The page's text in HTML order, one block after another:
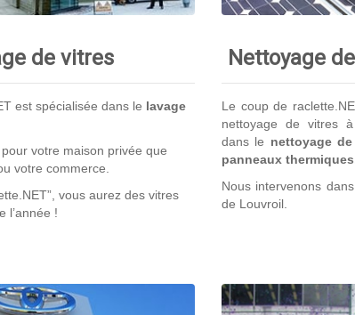
de vitres
est spécialisée dans le lavage
votre maison privée que
votre commerce.
vous aurez des vitres
l’année !
Nettoyage
Le coup de
nettoyage de vitres
dans le nettoyage
panneaux
Nous intervenons
de Louvroil.